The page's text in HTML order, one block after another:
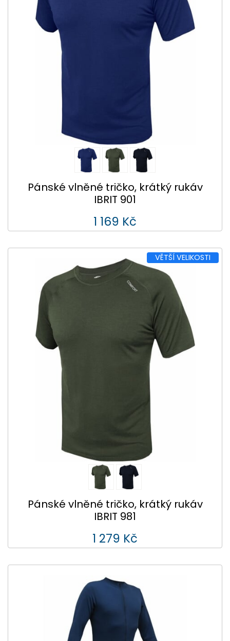
Pánské vlněné tričko, krátký rukáv
IBRIT 901
1 169 Kč
VĚTŠÍ VELIKOSTI
Pánské vlněné tričko, krátký rukáv
IBRIT 981
1 279 Kč